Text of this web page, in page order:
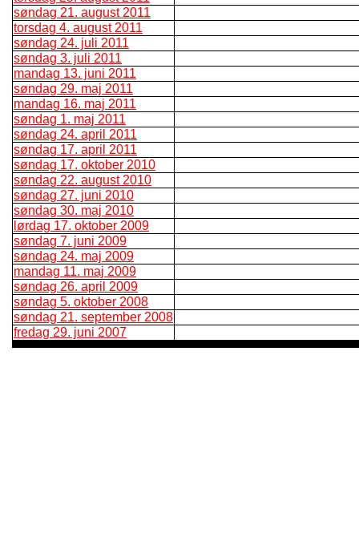
søndag 21. august 2011
torsdag 4. august 2011
søndag 24. juli 2011
søndag 3. juli 2011
mandag 13. juni 2011
søndag 29. maj 2011
mandag 16. maj 2011
søndag 1. maj 2011
søndag 24. april 2011
søndag 17. april 2011
søndag 17. oktober 2010
søndag 22. august 2010
søndag 27. juni 2010
søndag 30. maj 2010
lørdag 17. oktober 2009
søndag 7. juni 2009
søndag 24. maj 2009
mandag 11. maj 2009
søndag 26. april 2009
søndag 5. oktober 2008
søndag 21. september 2008
fredag 29. juni 2007